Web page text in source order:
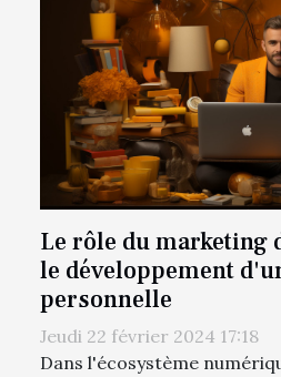
Le rôle du marketing
le développement
personnelle
Jeudi 22 février 2024 17:18
Dans l'écosystème